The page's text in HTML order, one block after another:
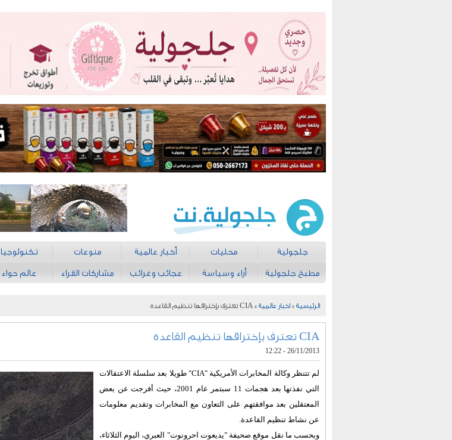
جلجولية محليات أخبار عالمية منوعات تكنولوجيا
مطبخ جلجولية أراء وسياسة عجائب وغرائب مشاركات القراء عالم حواء
الرئيسية » اخبار عالمية » CIA تعترف بإختراقها تنظيم القاعدة
CIA تعترف بإختراقها تنظيم القاعدة
26/11/2013 - 12:22
لم تتنظر وكالة المخابرات الأمريكية "CIA" طويلا بعد سلسلة الاعتقالات
التي نفذتها بعد هجمات 11 سبتمر عام 2001، حيث أفرجت عن بعض
المعتقلين بعد موافقتهم على التعاون مع المخابرات وتقديم معلومات
عن نشاط تنظيم القاعدة.
وبحسب ما نقل موقع صحيفة "يديعوت احرونوت" العبري، اليوم الثلاثاء،